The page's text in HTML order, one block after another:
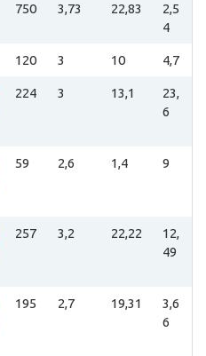
750 3,73 22,83
2,5
4
120 3 10 4,7
224 3 13,1
23,
6
59 2,6 1,4 9
257 3,2 22,22
12,
49
195 2,7 19,31
3,6
6